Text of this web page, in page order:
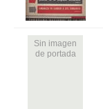
Sin imagen
de portada